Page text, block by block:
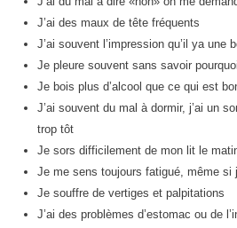
J’ai des maux de tête fréquents
J’ai souvent l’impression qu’il ya une
Je pleure souvent sans savoir pourquoi
Je bois plus d’alcool que ce qui est
J’ai souvent du mal à dormir, j’ai un
trop tôt
Je sors difficilement de mon lit le
Je me sens toujours fatigué, même si
Je souffre de vertiges et palpitations
J’ai des problèmes d’estomac ou de